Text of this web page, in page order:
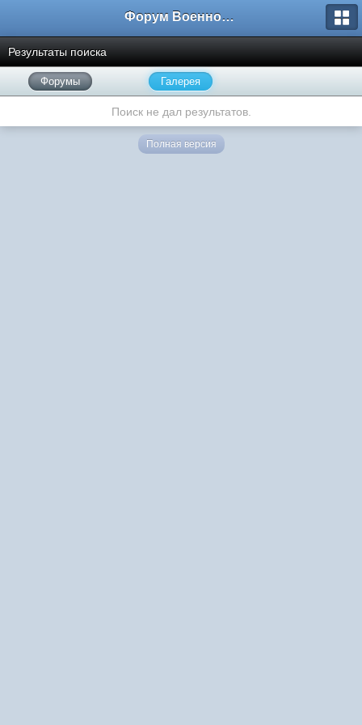
Форум Военно-Исторических Реконструкторов
Результаты поиска
Форумы Галерея
Поиск не дал результатов.
Полная версия